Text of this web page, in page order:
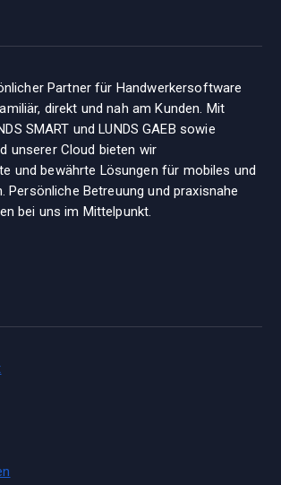
Partner für Handwerkersoftware
direkt und nah am Kunden. Mit
SMART und LUNDS GAEB sowie
unserer Cloud bieten wir
und bewährte Lösungen für mobiles und
Persönliche Betreuung und praxisnahe
bei uns im Mittelpunkt.